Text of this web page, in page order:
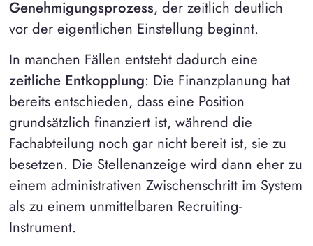
Genehmigungsprozess, der zeitlich deutlich
vor der eigentlichen Einstellung beginnt.
In manchen Fällen entsteht dadurch eine
zeitliche Entkopplung: Die Finanzplanung hat
bereits entschieden, dass eine Position
grundsätzlich finanziert ist, während die
Fachabteilung noch gar nicht bereit ist, sie zu
besetzen. Die Stellenanzeige wird dann eher zu
einem administrativen Zwischenschritt im System
als zu einem unmittelbaren Recruiting-
Instrument.